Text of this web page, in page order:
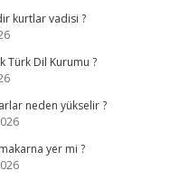
kurtlar vadisi ?
Türk Dil Kurumu ?
neden yükselir ?
yer mi ?